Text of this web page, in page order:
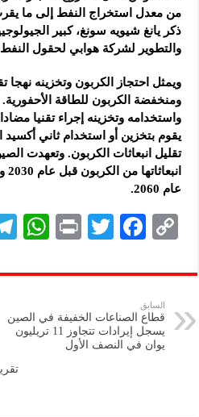
ذكر يانغ شيويه سونغ، كبير
والتطوير لشركة هوابي لحقول النفط
ويمثل احتجاز الكربون وتخزينه نهجا
ومنخفضة الكربون للطاقة
واستخدامه وتخزينه إجراء تقنيا
يقوم بتخزين أو استخدام ثاني أكسيد
تقليل انبعاثات الكربون. وتعهدت
عام 2060.
C
p
y
Li
n
F
eb
k
T
tt
P
nt
at
A
p
السابق
قطاع الصناعات الخفيفة في الصين
يسجل إيرادات تتجاوز 11 تريليون
يوان في النصف الأول